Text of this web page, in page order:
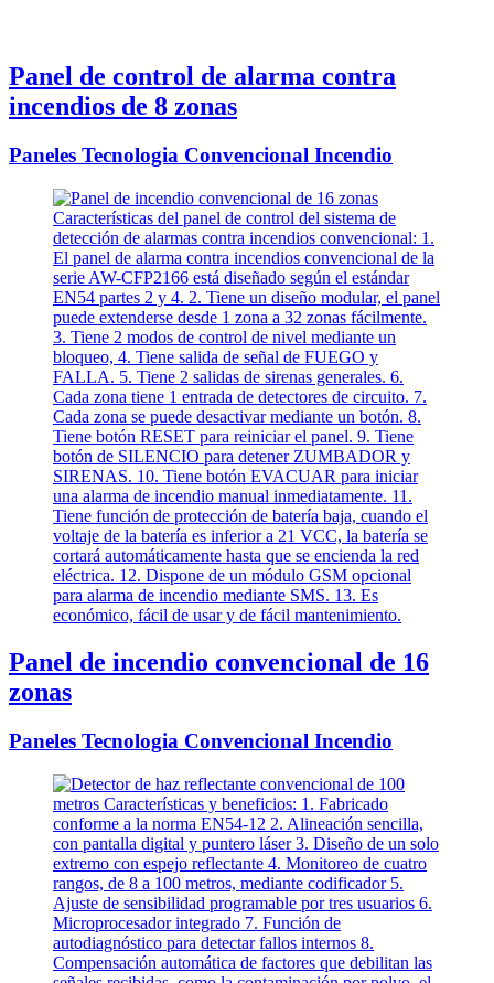
Panel de control de alarma contra
incendios de 8 zonas
Paneles Tecnologia Convencional Incendio
Panel de incendio convencional de 16
zonas
Paneles Tecnologia Convencional Incendio